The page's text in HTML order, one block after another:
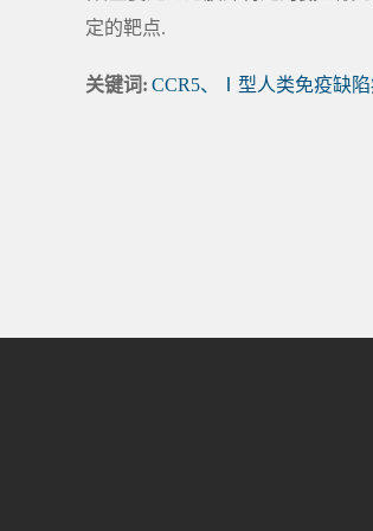
定的靶点.
关键词: CCR5、Ⅰ型人类免疫缺